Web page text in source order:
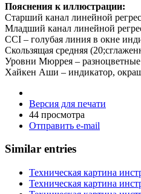
Пояснения к иллюстрации:
Старший канал линейной
Младший канал линейной
CCI – голубая линия в окне
Скользящая средняя
Уровни Мюррея –
Хайкен Аши – индикатор,
Версия для печати
44 просмотра
Отправить e-mail
Similar entries
Техническая картина
Техническая картина